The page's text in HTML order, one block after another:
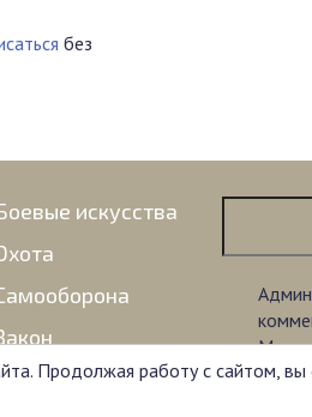
без
искусства
Продолжая работу с сайтом, вы